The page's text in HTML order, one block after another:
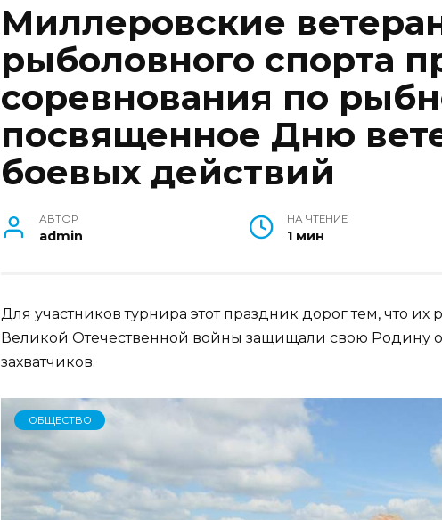
Миллеровские
рыболовного спорта
соревнования по
посвященное Дню
боевых действий
АВТОР
admin
НА ЧТЕНИЕ
1 мин
Для участников турнира этот праздник дорог тем, что
Великой Отечественной войны защищали свою Родину
захватчиков.
ОБЩЕСТВО